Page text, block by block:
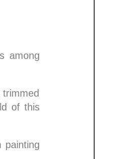
among
of this
painting